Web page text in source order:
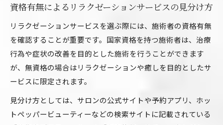
資格有無によるリラクゼーションサービスの見分け方
リラクゼーションサービスを選ぶ際には、施術者の資格有無
を確認することが重要です。国家資格を持つ施術者は、治療
行為や症状の改善を目的とした施術を行うことができます
が、無資格の場合はリラクゼーションや癒しを目的としたサ
ービスに限定されます。
見分け方としては、サロンの公式サイトや予約アプリ、ホッ
トペッパービューティーなどの検索サイトに記載されている